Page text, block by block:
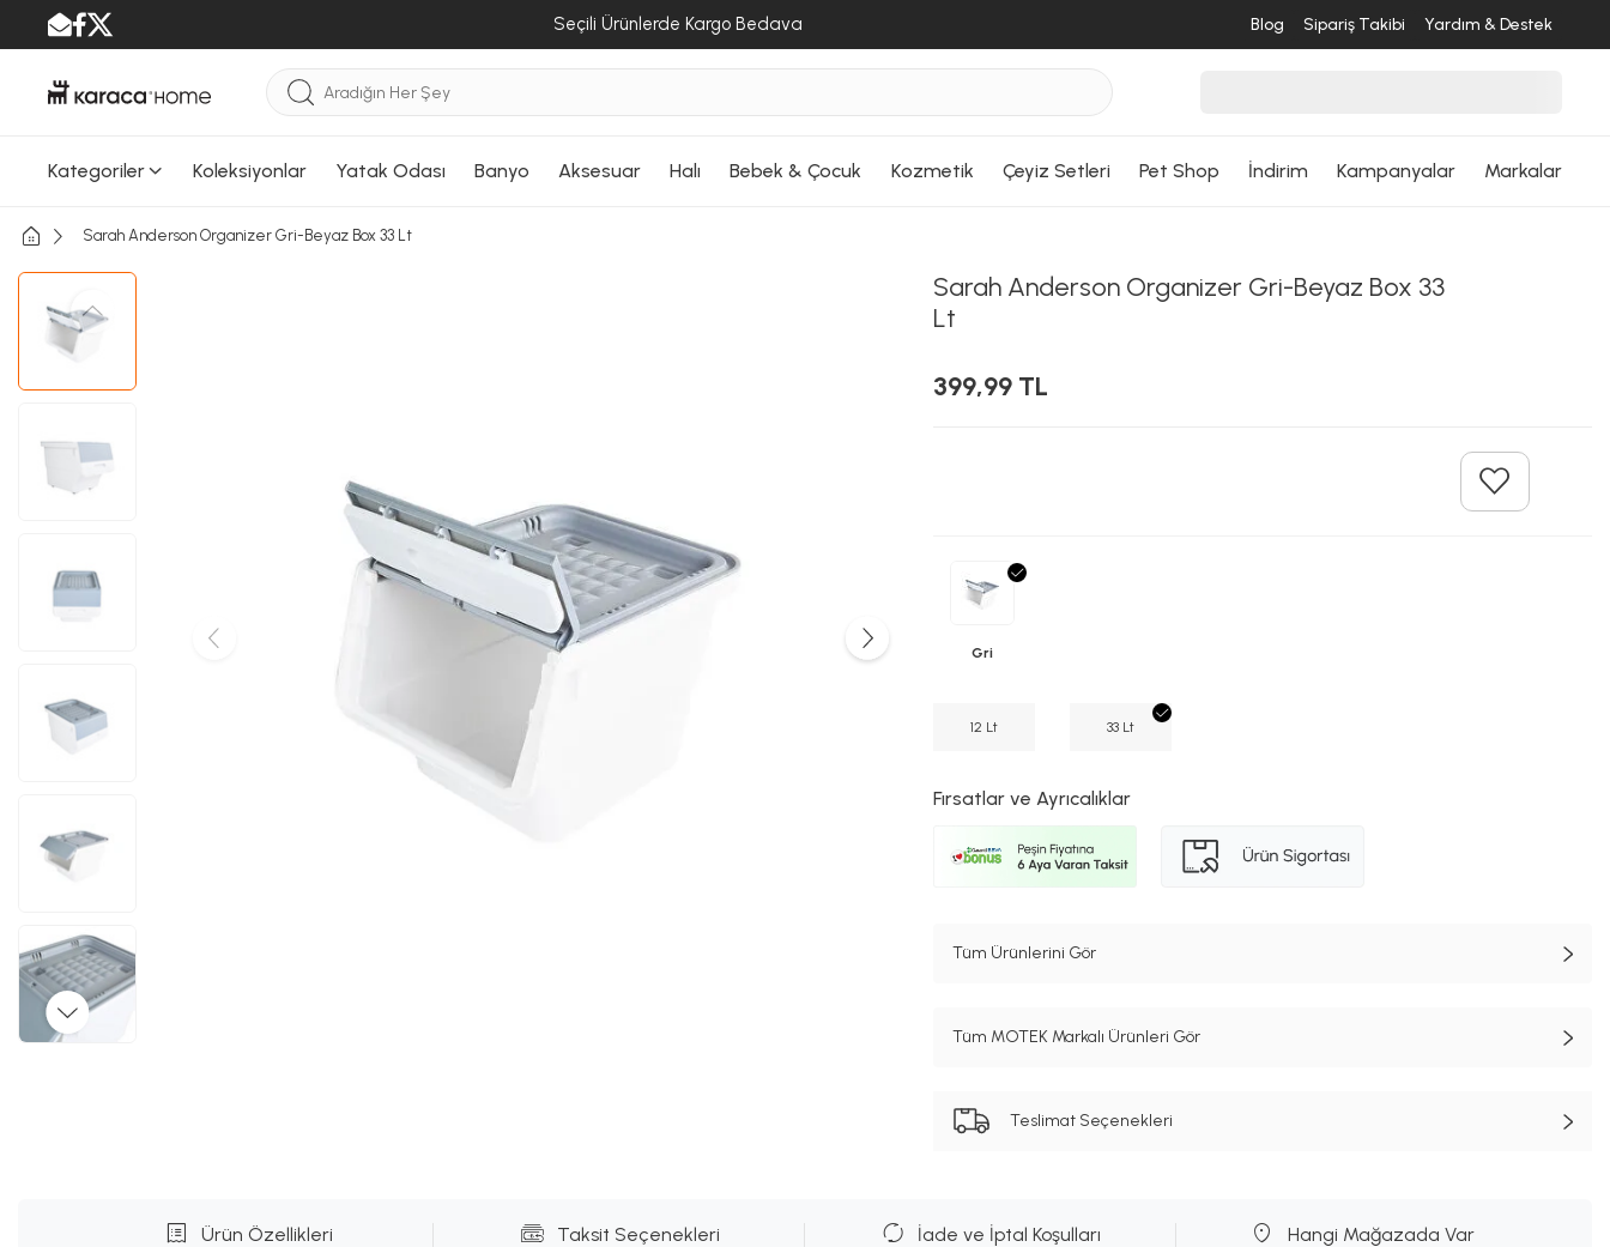
Seçili Ürünlerde Kargo Bedava Blog Sipariş Takibi Yardım & Destek
Kategoriler Koleksiyonlar Yatak Odası Banyo Aksesuar Halı Bebek & Çocuk Kozmetik Çeyiz Setleri Pet Shop İndirim Kampanyalar Markalar
Sarah Anderson Organizer Gri-Beyaz Box 33 Lt
Sarah Anderson Organizer Gri-Beyaz Box 33
Lt
399,99 TL
Gri
12 Lt 33 Lt
Fırsatlar ve Ayrıcalıklar
Tüm Ürünlerini Gör
Tüm MOTEK Markalı Ürünleri Gör
Teslimat Seçenekleri
Ürün Özellikleri Taksit Seçenekleri İade ve İptal Koşulları Hangi Mağazada Var